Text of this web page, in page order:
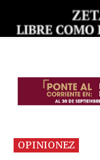
OPINIONEZ